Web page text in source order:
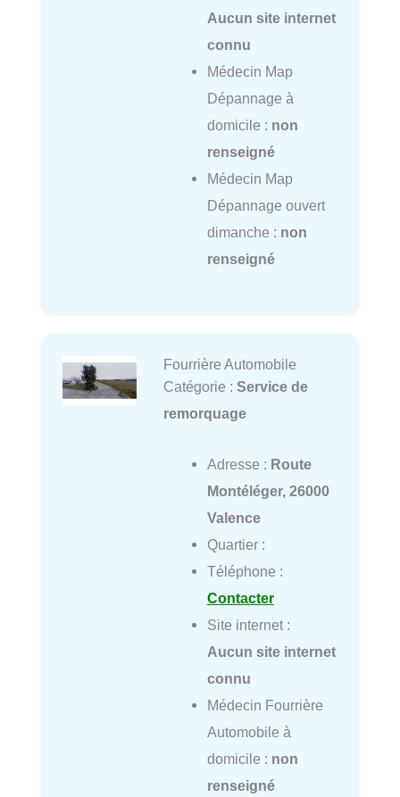
Aucun site internet
connu
Médecin Map
Dépannage à
domicile : non
renseigné
Médecin Map
Dépannage ouvert
dimanche : non
renseigné
Fourrière Automobile
Catégorie : Service de
remorquage
Adresse : Route
Montéléger, 26000
Valence
Quartier :
Téléphone :
Contacter
Site internet :
Aucun site internet
connu
Médecin Fourrière
Automobile à
domicile : non
renseigné